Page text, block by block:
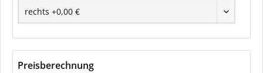
Preisberechnung